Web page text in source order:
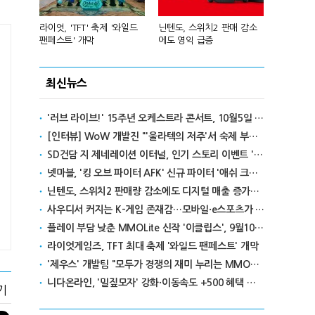
라이엇, 'TFT' 축제 '와일드
팬페스트' 개막
닌텐도, 스위치2 판매 감소
에도 영익 급증
최신뉴스
'러브 라이브!' 15주년 오케스트라 콘서트, 10월5일 한국서 첫 해외 공연
[인터뷰] WoW 개발진 "'울라텍의 저주'서 숙제 부담 줄이고 보상 높여"
SD건담 지 제네레이션 이터널, 인기 스토리 이벤트 '라크로아의 용사' 재개최
넷마블, '킹 오브 파이터 AFK' 신규 파이터 '애쉬 크림존' 업데이트
닌텐도, 스위치2 판매량 감소에도 디지털 매출 증가로 영익 급증
사우디서 커지는 K-게임 존재감…모바일·e스포츠가 이끌었다
플레이 부담 낮춘 MMOLite 신작 '이클립스', 9월10일 출격
라이엇게임즈, TFT 최대 축제 '와일드 팬페스트' 개막
'제우스' 개발팀 "모두가 경쟁의 재미 누리는 MMORPG로 만들 것"
니다온라인, '밀짚모자' 강화·이동속도 +500 혜택 이벤트 진행